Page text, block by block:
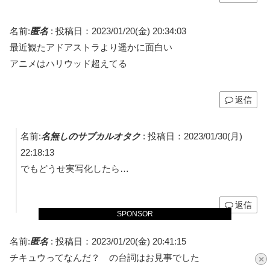
×
SPONSOR
名前:匿名: 投稿日：2023/01/20(金) 20:34:03
最近観たアドアストラより遥かに面白い
アニメはハリウッド超えてる
返信
名前:名無しのサブカルオタク : 投稿日：2023/01/30(月)
22:18:13
でもどうせ実写化したら…
返信
名前:匿名: 投稿日：2023/01/20(金) 20:41:15
チキュウってなんだ？ の台詞はお見事でした